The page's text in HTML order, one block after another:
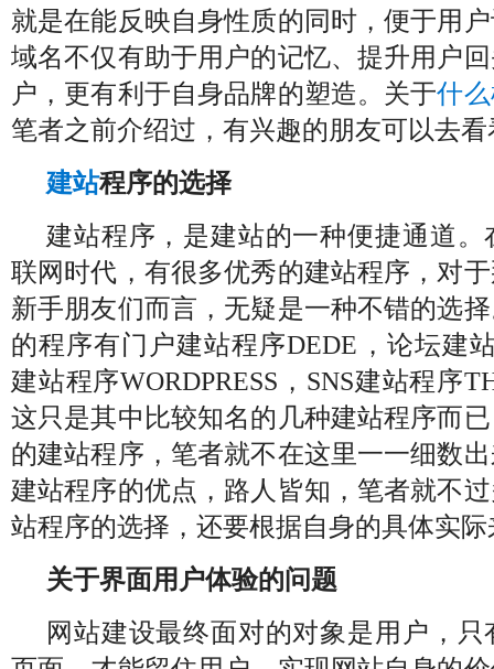
就是在能反映自身性质的同时，便于用
域名不仅有助于用户的记忆、提升用户
户，更有利于自身品牌的塑造。关于什
笔者之前介绍过，有兴趣的朋友可以去看
建站程序的选择
建站程序，是建站的一种便捷通道
联网时代，有很多优秀的建站程序，对
新手朋友们而言，无疑是一种不错的选
的程序有门户建站程序DEDE，论坛建
建站程序WORDPRESS，SNS建站程序
这只是其中比较知名的几种建站程序而
的建站程序，笔者就不在这里一一细数
建站程序的优点，路人皆知，笔者就不
站程序的选择，还要根据自身的具体实
关于界面用户体验的问题
网站建设最终面对的对象是用户，